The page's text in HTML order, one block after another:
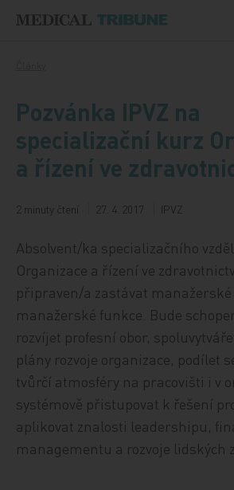
Pozvánka IPVZ na
specializační kurz
a řízení ve
2 minuty čtení 27. 4. 2017 IPVZ
Absolvent/ka specializačního
Organizace a řízení ve
připraven/a zastávat manažerské
manažerské funkce. Bude
rozvíjet profesní obor,
plány rozvoje organizace, podílet
tvůrčí atmosféry na pracovišti i v
systémově přistupovat k řešení
aplikovat znalosti leadershipu,
managementu a rozvoje lidských